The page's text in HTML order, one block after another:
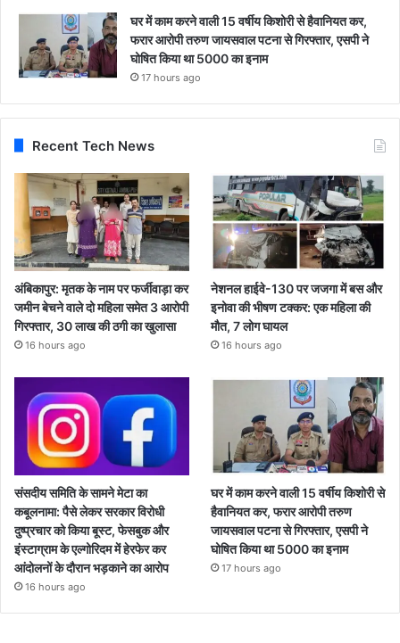
घर में काम करने वाली 15 वर्षीय किशोरी से हैवानियत कर,
फरार आरोपी तरुण जायसवाल पटना से गिरफ्तार, एसपी ने
घोषित किया था 5000 का इनाम
17 hours ago
Recent Tech News
अंबिकापुर: मृतक के नाम पर फर्जीवाड़ा कर
जमीन बेचने वाले दो महिला समेत 3 आरोपी
गिरफ्तार, 30 लाख की ठगी का खुलासा
16 hours ago
नेशनल हाईवे-130 पर जजगा में बस और
इनोवा की भीषण टक्कर: एक महिला की
मौत, 7 लोग घायल
16 hours ago
संसदीय समिति के सामने मेटा का
कबूलनामा: पैसे लेकर सरकार विरोधी
दुष्प्रचार को किया बूस्ट, फेसबुक और
इंस्टाग्राम के एल्गोरिदम में हेरफेर कर
आंदोलनों के दौरान भड़काने का आरोप
16 hours ago
घर में काम करने वाली 15 वर्षीय किशोरी से
हैवानियत कर, फरार आरोपी तरुण
जायसवाल पटना से गिरफ्तार, एसपी ने
घोषित किया था 5000 का इनाम
17 hours ago